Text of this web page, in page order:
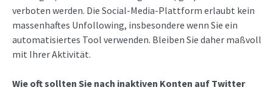
verboten werden. Die Social-Media-Plattform erlaubt kein
massenhaftes Unfollowing, insbesondere wenn Sie ein
automatisiertes Tool verwenden. Bleiben Sie daher maßvoll
mit Ihrer Aktivität.
Wie oft sollten Sie nach inaktiven Konten auf Twitter